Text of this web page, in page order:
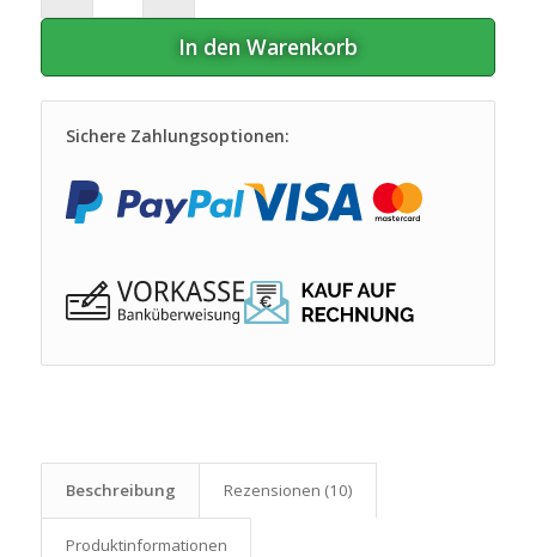
In den Warenkorb
Sichere Zahlungsoptionen:
Beschreibung Rezensionen (10)
Produkt­informationen